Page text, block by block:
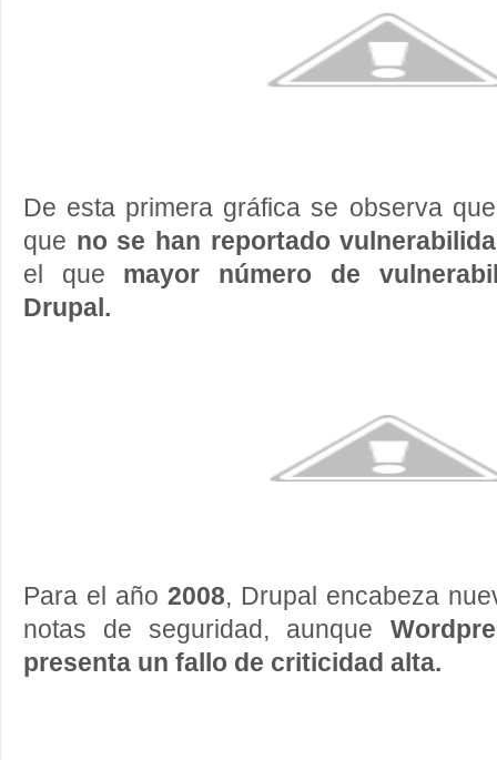
De esta primera gráfica se observa
que no se han reportado
el que mayor número de
Drupal.
Para el año 2008, Drupal encabeza
notas de seguridad, aunque
presenta un fallo de criticidad alta.